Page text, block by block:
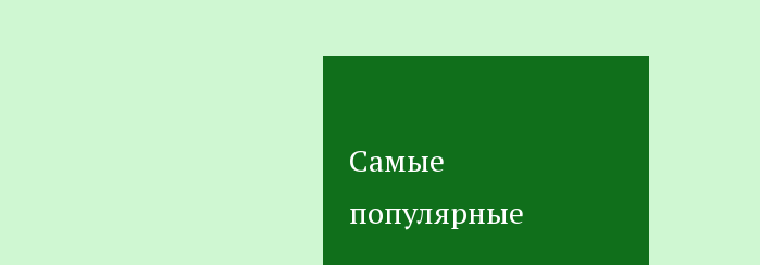
Самые
популярные